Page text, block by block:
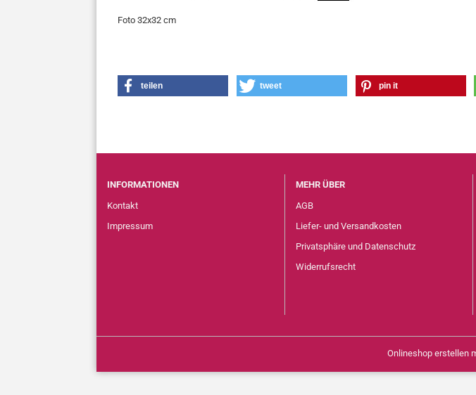
Foto 32x32 cm
teilen tweet pin it
INFORMATIONEN
Kontakt
Impressum
MEHR ÜBER
AGB
Liefer- und Versandkosten
Privatsphäre und Datenschutz
Widerrufsrecht
Onlineshop erstellen